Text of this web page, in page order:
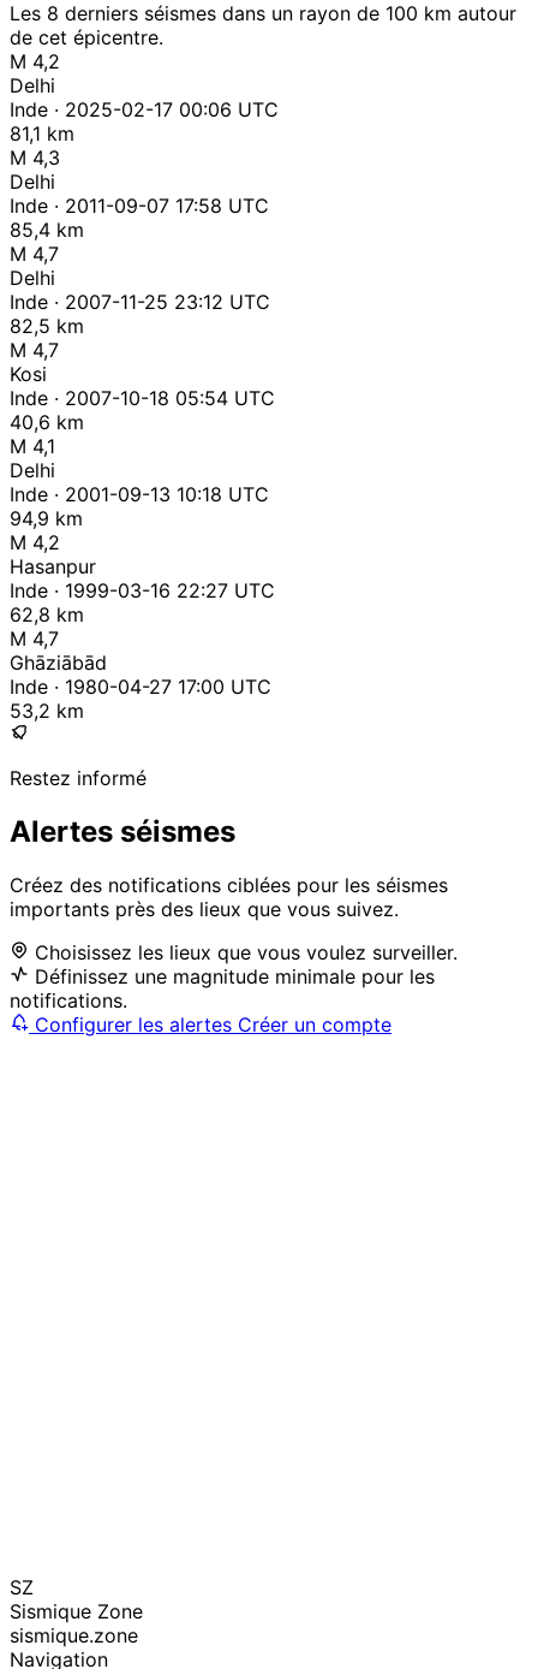
Les 8 derniers séismes dans un rayon de 100 km autour
de cet épicentre.
M 4,2
Delhi
Inde · 2025-02-17 00:06 UTC
81,1 km
M 4,3
Delhi
Inde · 2011-09-07 17:58 UTC
85,4 km
M 4,7
Delhi
Inde · 2007-11-25 23:12 UTC
82,5 km
M 4,7
Kosi
Inde · 2007-10-18 05:54 UTC
40,6 km
M 4,1
Delhi
Inde · 2001-09-13 10:18 UTC
94,9 km
M 4,2
Hasanpur
Inde · 1999-03-16 22:27 UTC
62,8 km
M 4,7
Ghāziābād
Inde · 1980-04-27 17:00 UTC
53,2 km
Restez informé
Alertes séismes
Créez des notifications ciblées pour les séismes
importants près des lieux que vous suivez.
Choisissez les lieux que vous voulez surveiller.
Définissez une magnitude minimale pour les
notifications.
Configurer les alertes Créer un compte
SZ
Sismique Zone
sismique.zone
Navigation